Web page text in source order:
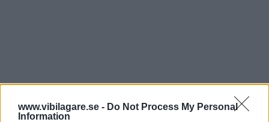
www.vibilagare.se - Do Not Process My Personal
Information